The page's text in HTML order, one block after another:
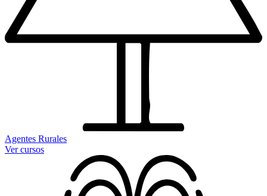
Agentes Rurales
Ver cursos